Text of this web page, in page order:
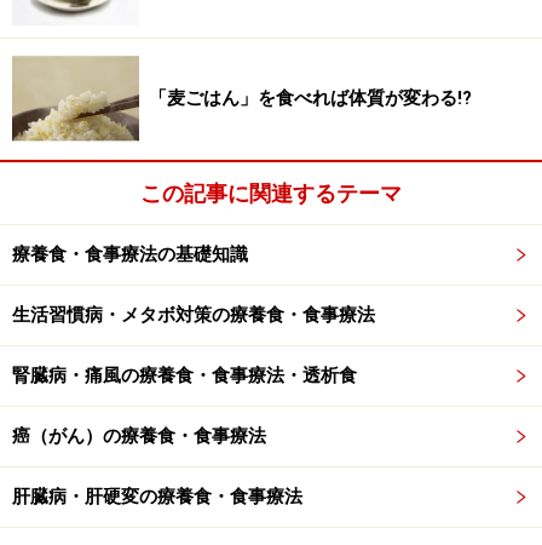
「麦ごはん」を食べれば体質が変わる!?
この記事に関連するテーマ
療養食・食事療法の基礎知識
生活習慣病・メタボ対策の療養食・食事療法
腎臓病・痛風の療養食・食事療法・透析食
癌（がん）の療養食・食事療法
肝臓病・肝硬変の療養食・食事療法